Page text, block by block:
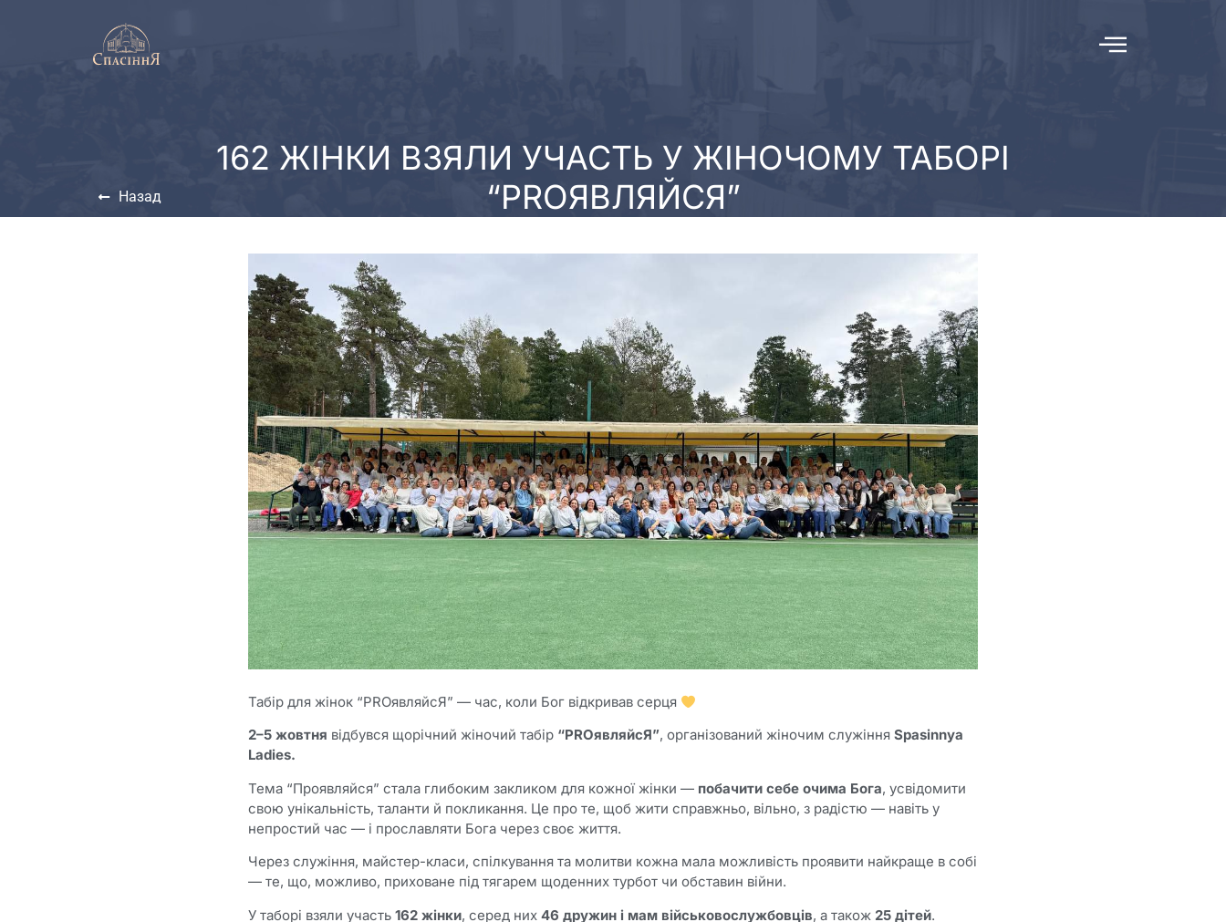
162 ЖІНКИ ВЗЯЛИ УЧАСТЬ У ЖІНОЧОМУ ТАБОРІ
“PROЯВЛЯЙСЯ”
Назад
Табір для жінок “PROявляйсЯ” — час, коли Бог відкривав серця
2–5 жовтня відбувся щорічний жіночий табір “PROявляйсЯ”, організований жіночим служіння Spasinnya
Ladies.
Тема “Проявляйся” стала глибоким закликом для кожної жінки — побачити себе очима Бога, усвідомити
свою унікальність, таланти й покликання. Це про те, щоб жити справжньо, вільно, з радістю — навіть у
непростий час — і прославляти Бога через своє життя.
Через служіння, майстер-класи, спілкування та молитви кожна мала можливість проявити найкраще в собі
— те, що, можливо, приховане під тягарем щоденних турбот чи обставин війни.
У таборі взяли участь 162 жінки, серед них 46 дружин і мам військовослужбовців, а також 25 дітей.